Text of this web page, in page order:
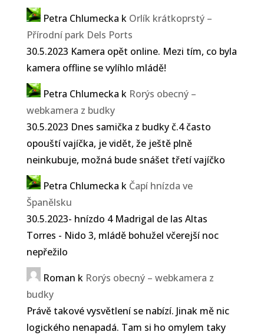
Petra Chlumecka k Orlík krátkoprstý –
Přírodní park Dels Ports
30.5.2023 Kamera opět online. Mezi tím, co byla
kamera offline se vylíhlo mládě!
Petra Chlumecka k Rorýs obecný –
webkamera z budky
30.5.2023 Dnes samička z budky č.4 často
opouští vajíčka, je vidět, že ještě plně
neinkubuje, možná bude snášet třetí vajíčko
Petra Chlumecka k Čapí hnízda ve
Španělsku
30.5.2023- hnízdo 4 Madrigal de las Altas
Torres - Nido 3, mládě bohužel včerejší noc
nepřežilo
Roman k Rorýs obecný – webkamera z
budky
Právě takové vysvětlení se nabízí. Jinak mě nic
logického nenapadá. Tam si ho omylem taky